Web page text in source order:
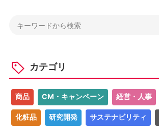
カテゴリ
商品 CM・キャンペーン 経営・人事
化粧品 研究開発 サステナビリティ